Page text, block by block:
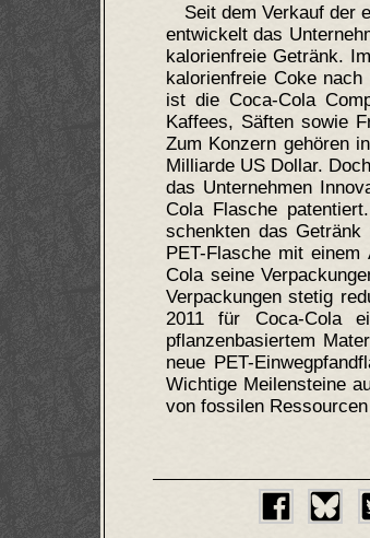
Seit dem Verkauf der
entwickelt das
kalorienfreie Getränk.
kalorienfreie Coke
ist die Coca-Cola
Kaffees, Säften sowie
Zum Konzern gehören
Milliarde US Dollar.
das Unternehmen
Cola Flasche
schenkten das
PET-Flasche mit
Cola seine
Verpackungen stetig
2011 für Coca-Cola
pflanzenbasiertem
neue PET-
Wichtige Meilensteine
von fossilen